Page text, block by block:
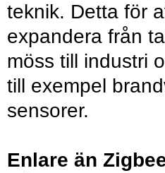
teknik. Detta för
expandera från
möss till industri
till exempel
sensorer.
Enlare än